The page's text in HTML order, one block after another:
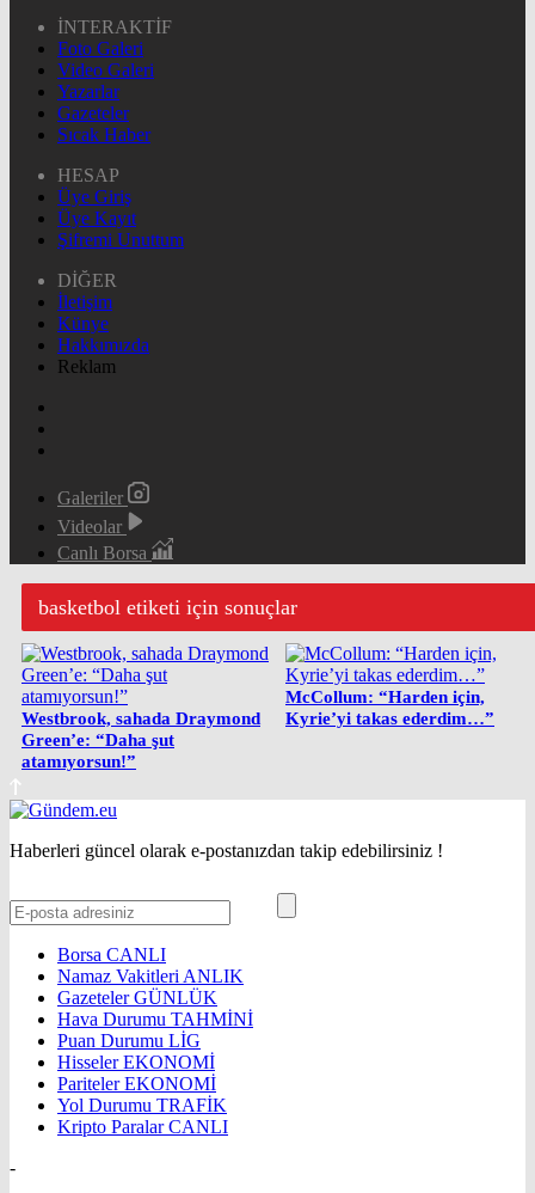
İNTERAKTİF
Foto Galeri
Video Galeri
Yazarlar
Gazeteler
Sıcak Haber
HESAP
Üye Giriş
Üye Kayıt
Şifremi Unuttum
DİĞER
İletişim
Künye
Hakkımızda
Reklam
Galeriler
Videolar
Canlı Borsa
basketbol etiketi için sonuçlar
Westbrook, sahada Draymond
Green’e: “Daha şut
atamıyorsun!”
McCollum: “Harden için,
Kyrie’yi takas ederdim…”
Haberleri güncel olarak e-postanızdan takip edebilirsiniz !
Borsa CANLI
Namaz Vakitleri ANLIK
GazetelerGÜNLÜK
Hava Durumu TAHMİNİ
Puan Durumu LİG
HisselerEKONOMİ
ParitelerEKONOMİ
Yol Durumu TRAFİK
Kripto ParalarCANLI
-